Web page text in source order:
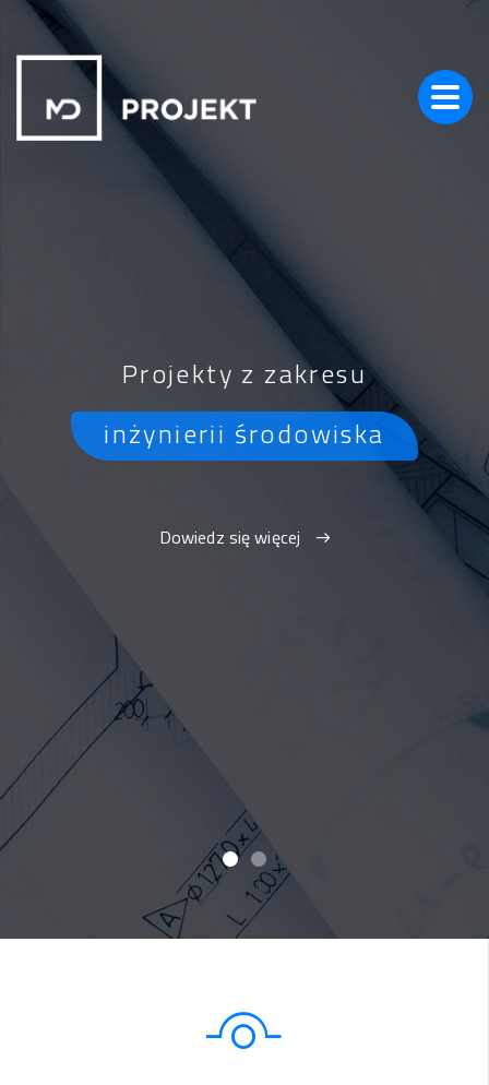
Projekty z zakresu
inżynierii środowiska
Dowiedz się więcej